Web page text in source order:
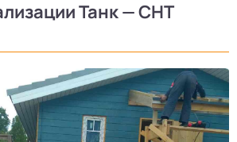
Танк — СНТ